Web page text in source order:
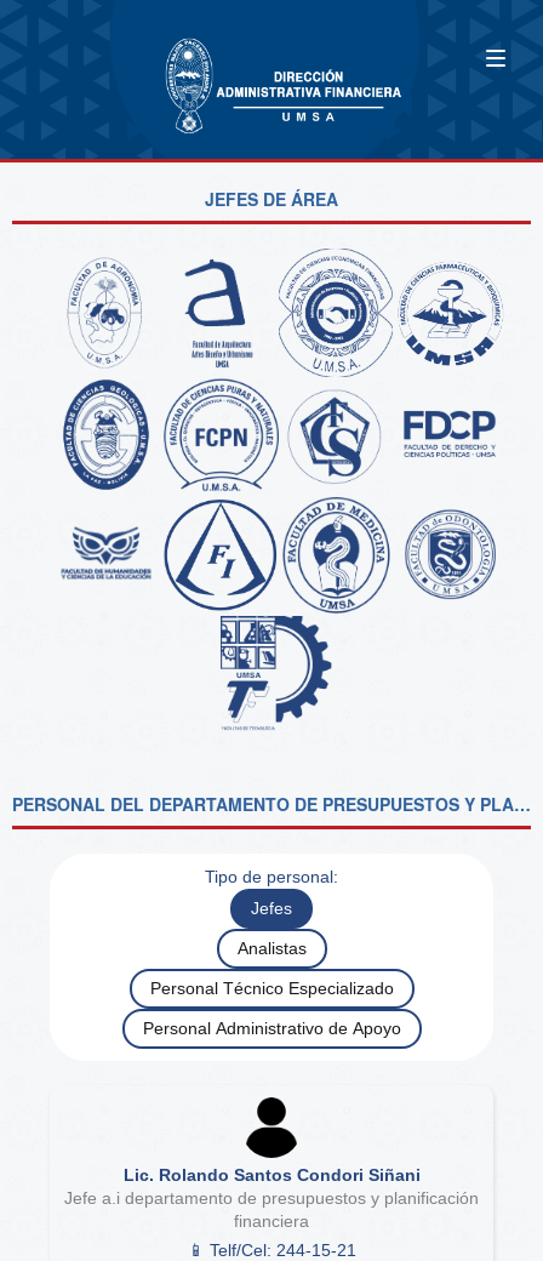
JEFES DE ÁREA
PERSONAL DEL DEPARTAMENTO DE PRESUPUESTOS Y PLANIFICACIÓN FINANCIERA
Tipo de personal:
Jefes
Analistas
Personal Técnico Especializado
Personal Administrativo de Apoyo
Lic. Rolando Santos Condori Siñani
Jefe a.i departamento de presupuestos y planificación
financiera
📱 Telf/Cel: 244-15-21